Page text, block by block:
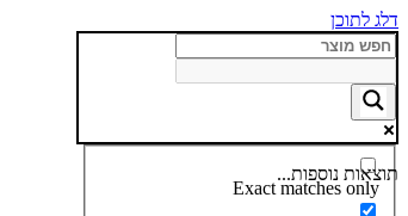
דלג לתוכן
תוצאות נוספות...
Exact matches only